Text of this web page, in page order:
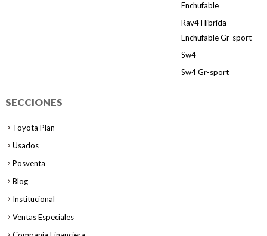
Enchufable
Rav4 Híbrida
Enchufable Gr-sport
Sw4
Sw4 Gr-sport
SECCIONES
Toyota Plan
Usados
Posventa
Blog
Institucional
Ventas Especiales